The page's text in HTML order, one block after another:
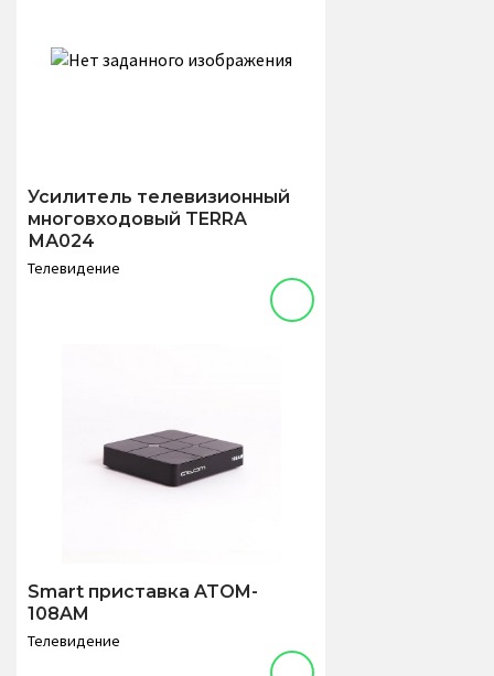
Усилитель телевизионный
многовходовый TERRA
МА024
Телевидение
Smart приставка ATOM-
108AM
Телевидение